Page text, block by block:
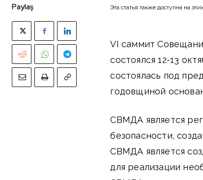
Paylaş Эта статья также доступна на
VI саммит
состоялся 12-13
состоялась под
годовщиной
СВМДА является
безопасности,
СВМДА является
для реализации